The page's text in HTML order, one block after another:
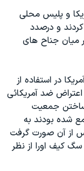
و پليس محلی
و درصدد
ميان جناح های
در استفاده از
ضد آمريکائی
جمعيت
شده بودند به
از آن صورت گرفت
کيف اورا از نظر